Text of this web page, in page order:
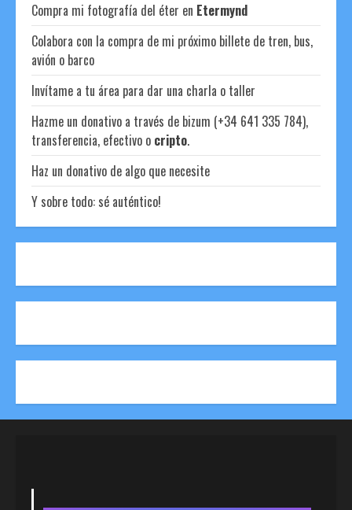
Compra mi fotografía del éter en Etermynd
Colabora con la compra de mi próximo billete de tren, bus,
avión o barco
Invítame a tu área para dar una charla o taller
Hazme un donativo a través de bizum (+34 641 335 784),
transferencia, efectivo o cripto.
Haz un donativo de algo que necesite
Y sobre todo: sé auténtico!